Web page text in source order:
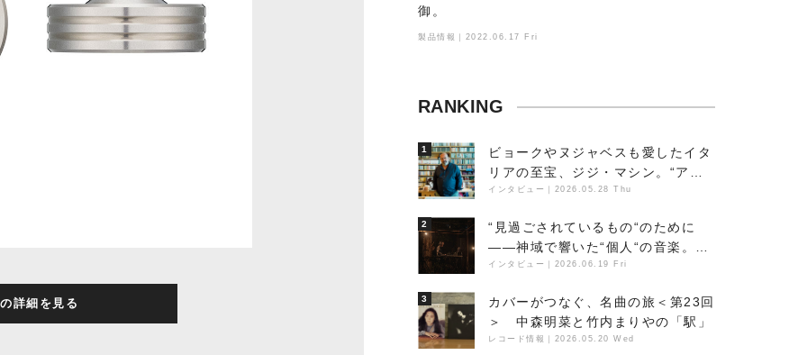
詳細を見る
御。
製品情報｜2022.06.17 Fri
RANKING
1
ビョークやヌジャベスも愛したイタ
リアの至宝、ジジ・マシン。“アン
ビエントの巨匠”が明かす創作の原
景
インタビュー 2026.05.28 Thu
2
“見過ごされているもの“のために
――神域で響いた“個人“の音楽。冥
丁の『赤城 夜神楽』をレポート
インタビュー 2026.06.19 Fri
3
カバーがつなぐ、名曲の旅＜第23回
＞ 中森明菜と竹内まりやの「駅」
レコード情報 2026.05.20 Wed